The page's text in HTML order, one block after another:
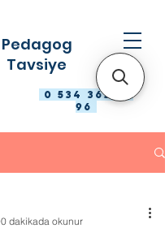
0 534 363 98
96
Pedagog
Tavsiye
0 dakikada okunur